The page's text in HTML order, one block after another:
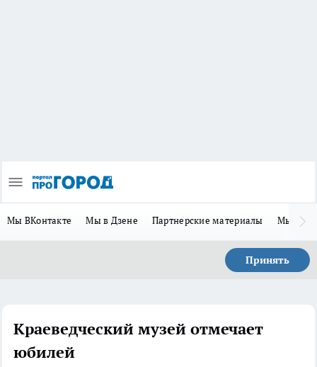
Мы ВКонтакте Мы в Дзене Партнерские материалы Мы в
Принять
Краеведческий музей отмечает
юбилей